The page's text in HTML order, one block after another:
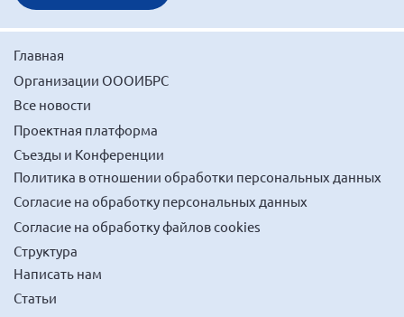
Ставропольский край
Тульская область
Ульяновская область
Челябинская область
Ярославская область
Главная
Организации ОООИБРС
Все новости
Проектная платформа
Съезды и Конференции
Политика в отношении обработки персональных данных
Согласие на обработку персональных данных
Согласие на обработку файлов cookies
Структура
Написать нам
Статьи